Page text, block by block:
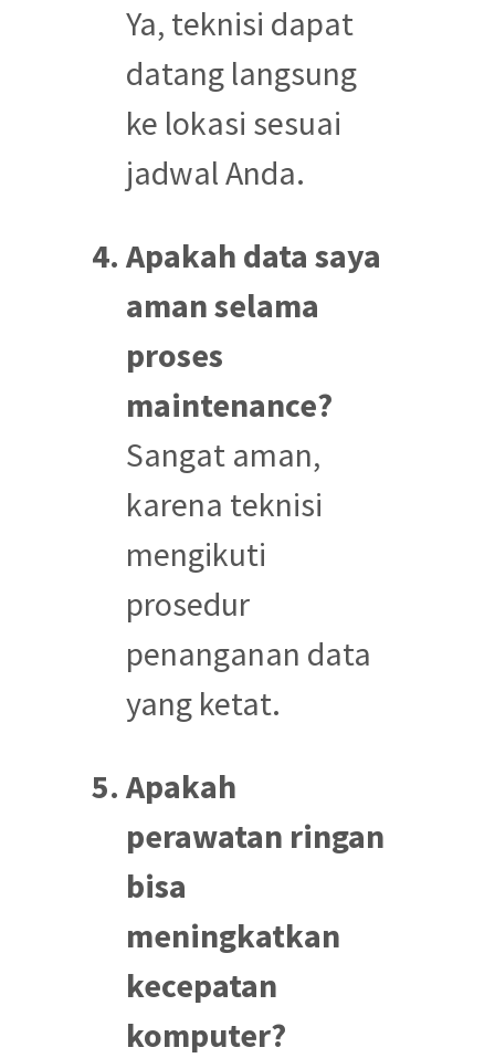
Ya, teknisi dapat
datang langsung
ke lokasi sesuai
jadwal Anda.
Apakah data saya
aman selama
proses
maintenance?
Sangat aman,
karena teknisi
mengikuti
prosedur
penanganan data
yang ketat.
Apakah
perawatan ringan
bisa
meningkatkan
kecepatan
komputer?